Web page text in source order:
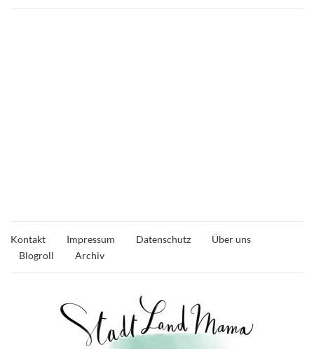
Kontakt Impressum Datenschutz
Über uns
Blogroll
Archiv